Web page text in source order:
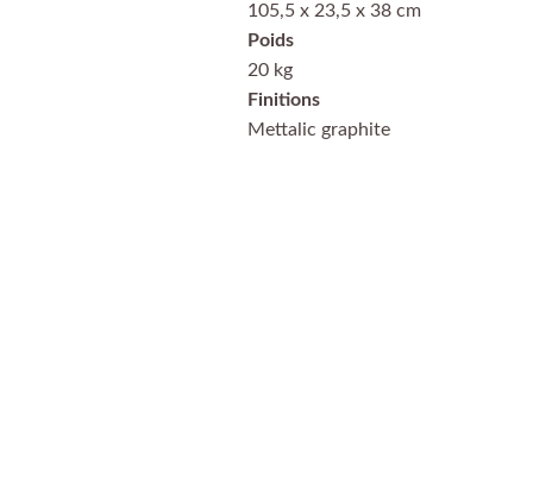
105,5 x 23,5 x 38 cm
Poids
20 kg
Finitions
Mettalic graphite